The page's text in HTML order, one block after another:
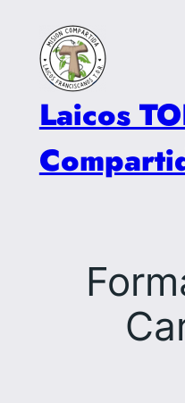
contenido
Laicos